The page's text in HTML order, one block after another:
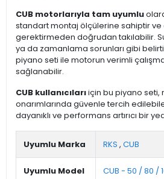
CUB motorlarıyla tam uyumlu
standart montaj ölçülerine sahiptir ve
gerektirmeden doğrudan takılabilir.
ya da zamanlama sorunları gibi
piyano seti ile motorun verimli
sağlanabilir.
CUB kullanıcılarıiçin bu piyano seti,
onarımlarında güvenle tercih
dayanıklı ve performans artırıcı bir
Uyumlu Marka RKS , CUB
Uyumlu Model CUB - 50 / 80 /